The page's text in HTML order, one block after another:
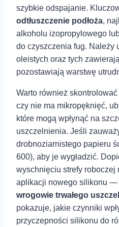
szybkie‍ odspajanie.⁢
odtłuszczenie podłoża,
alkoholu izopropylowego
do czyszczenia fug. Należy
oleistych oraz‍ tych
⁤pozostawiają warstwę
Warto również
czy nie ma mikropęknięć,⁣
które mogą wpłynąć na
uszczelnienia. Jeśli
drobnoziarnistego papieru
600), aby je​ wygładzić.
wyschnięciu strefy ​roboczej
aplikacji nowego silikonu‌ —
wrogowie trwałego
pokazuje, jakie czynniki
przyczepności⁤ silikonu do